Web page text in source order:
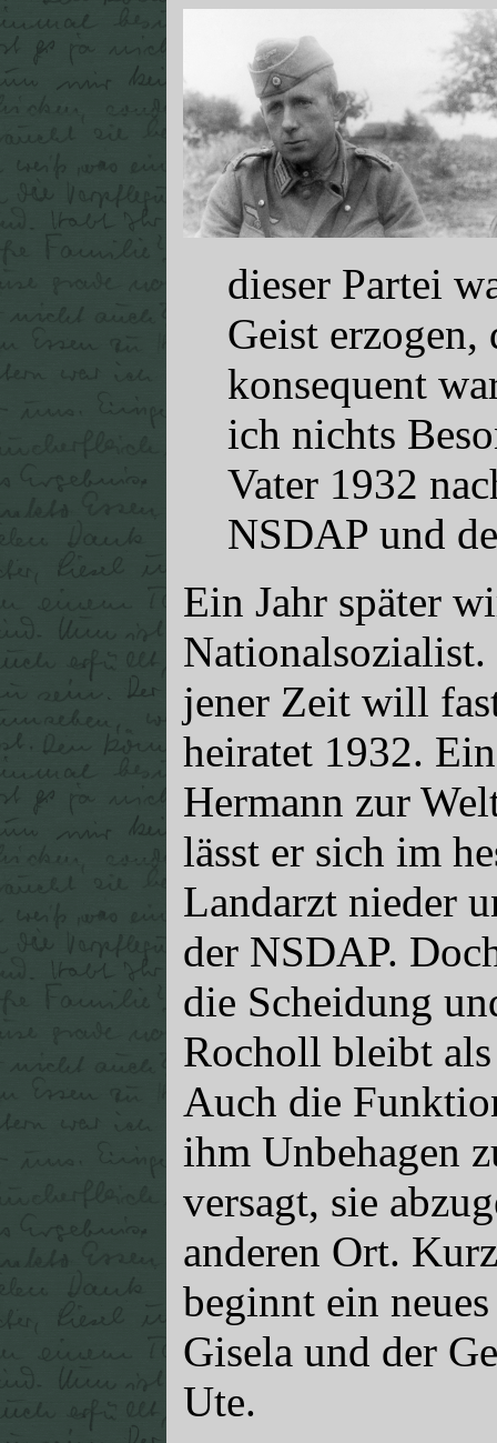
dieser Partei
Geist
konsequent
ich nichts
Vater 1932
NSDAP und
Ein Jahr später
jener Zeit will
heiratet 1932.
Hermann zur
lässt er sich im
Landarzt nieder
der NSDAP.
die Scheidung
Rocholl bleibt
Auch die
ihm Unbehagen
versagt, sie
anderen Ort.
beginnt ein
Gisela und der
Ute.